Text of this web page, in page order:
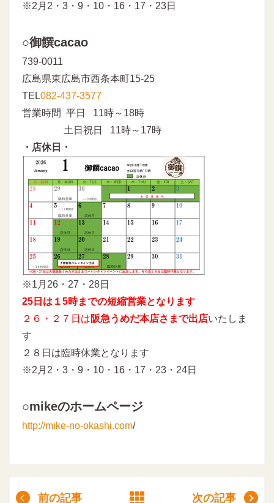
※2月2・3・9・10・16・17・23日
○御饌cacao
739-0011
広島県東広島市西条本町15-25
TEL082-437-3577
営業時間 平日 11時～18時
土日祝日 11時～17時
・店休日・
※1月26・27・28日
25日は１5時までの短縮営業となります
２６・２７日は阪急うめだ本店さまで出店いたしま
す
２８日は臨時休業となります
※2月2・3・9・10・16・17・23・24日
○mikeのホームページ
http://mike-no-okashi.com/
前の記事 次の記事